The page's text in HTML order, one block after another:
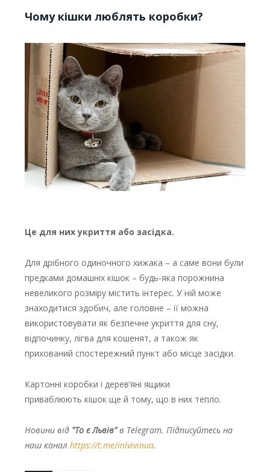
Чому кішки люблять коробки?
Це для них укриття або засідка.
Для дрібного одиночного хижака – а саме вони були
предками домашніх кішок – будь-яка порожнина
невеликого розміру містить інтерес. У ній може
знаходитися здобич, але головне – її можна
використовувати як безпечне укриття для сну,
відпочинку, лігва для кошенят, а також як
прихований спостережний пункт або місце засідки.
Картонні коробки і дерев’яні ящики
приваблюють кішок ще й тому, що в них тепло.
Новини від "То є Львів"в Telegram. Підписуйтесь на
наш канал https://t.me/inlvivinua.